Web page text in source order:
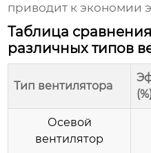
приводит к экономии
Таблица
различных типов
Тип вентилятора
Осевой
вентилятор